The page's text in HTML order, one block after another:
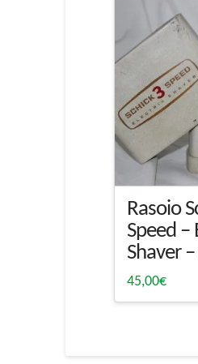
Rasoio
Speed –
Shaver
45,00€